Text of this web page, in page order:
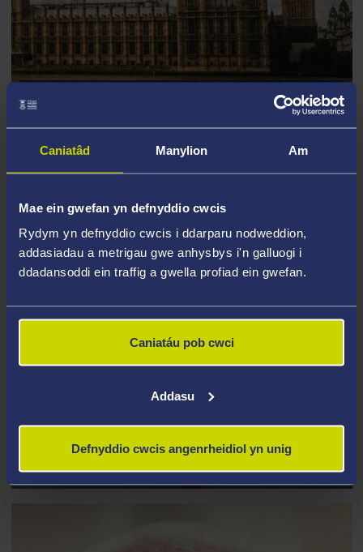
Caniatâd Manylion Am
Mae ein gwefan yn defnyddio cwcis
Rydym yn defnyddio cwcis i ddarparu nodweddion,
addasiadau a metrigau gwe anhysbys i'n galluogi i
ddadansoddi ein traffig a gwella profiad ein gwefan.
Caniatáu pob cwci
Addasu
Defnyddio cwcis angenrheidiol yn unig
GWLEIDYDDIAETH A PHOLISI
YMCHWIL CELFYDDYDAU A
DYNOLIAETHAU